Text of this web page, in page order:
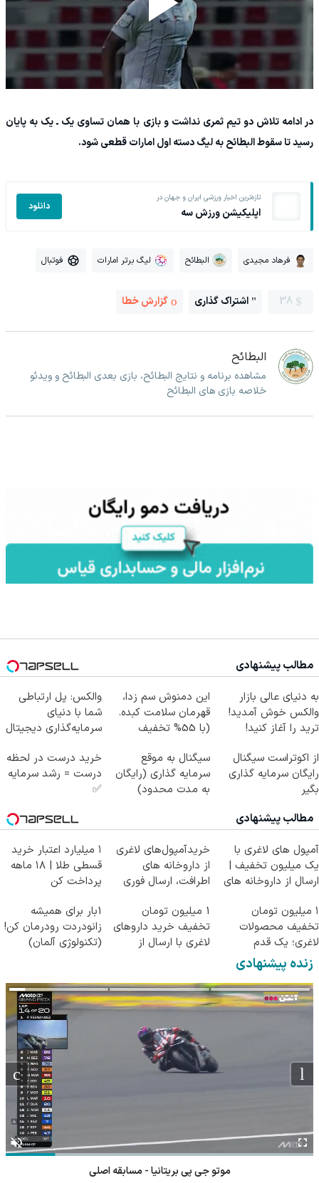
در ادامه تلاش دو تیم ثمری نداشت و بازی با همان تساوی یک ـ یک به پایان
رسید تا سقوط البطائح به لیگ دسته اول امارات قطعی شود.
تازه‌ترین اخبار ورزشی ایران و جهان در
اپلیکیشن ورزش سه دانلود
فرهاد مجیدی البطائح لیگ برتر امارات فوتبال
38 اشتراک گذاری گزارش خطا
البطائح
مشاهده برنامه و نتایج البطائح، بازی بعدی البطائح و ویدئو
خلاصه بازی های البطائح
مطالب پیشنهادی
به دنیای عالی بازار
والکس خوش آمدید!
ترید را آغاز کنید!
این دمنوش سم زدا،
قهرمان سلامت کبده.
(با 55% تخفیف
والکس: پل ارتباطی
شما با دنیای
سرمایه‌گذاری دیجیتال
از اکوتراست سیگنال
رایگان سرمایه گذاری
بگیر
سیگنال به موقع
سرمایه گذاری (رایگان
به مدت محدود)
خرید درست در لحظه
درست = رشد سرمایه
✅
مطالب پیشنهادی
آمپول های لاغری با
یک میلیون تخفیف |
ارسال از داروخانه های
خریدآمپول‌های لاغری
از داروخانه های
اطرافت، ارسال فوری
۱ میلیارد اعتبار خرید
قسطی طلا | ۱۸ ماهه
پرداخت کن
۱ میلیون تومان
تخفیف محصولات
لاغری؛ یک قدم
نزدیک‌تر به شروع
کاهش وزن
1 میلیون تومان
تخفیف خرید داروهای
لاغری با ارسال از
1بار برای همیشه
زانودردت رودرمان کن!
(تکنولوژی آلمان)
زنده پیشنهادی
موتو جی پی بریتانیا - مسابقه اصلی